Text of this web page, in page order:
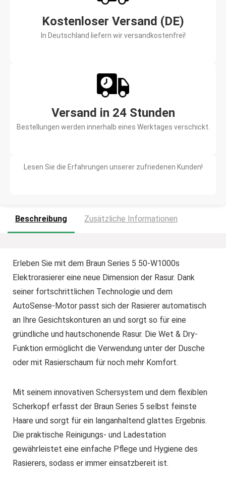
Kostenloser Versand (DE)
In Deutschland liefern wir versandkostenfrei!
Versand in 24 Stunden
Bestellungen werden innerhalb eines Werktages verschickt.
Lesen Sie die Erfahrungen unserer zufriedenen Kunden!
Beschreibung Zusätzliche Informationen
Erleben Sie mit dem Braun Series 5 50-W1000s
Elektrorasierer eine neue Dimension der Rasur. Dank
seiner fortschrittlichen Technologie und dem
AutoSense-Motor passt sich der Rasierer automatisch
an Ihre Gesichtskonturen an und sorgt so für eine
gründliche und hautschonende Rasur. Die Wet & Dry-
Funktion ermöglicht die Verwendung unter der Dusche
oder mit Rasierschaum für noch mehr Komfort.
Mit seinem innovativen Schersystem und dem flexiblen
Scherkopf erfasst der Braun Series 5 selbst feinste
Haare und sorgt für ein langanhaltend glattes Ergebnis.
Die praktische Reinigungs- und Ladestation
gewährleistet eine einfache Pflege und Hygiene des
Rasierers, sodass er immer einsatzbereit ist.